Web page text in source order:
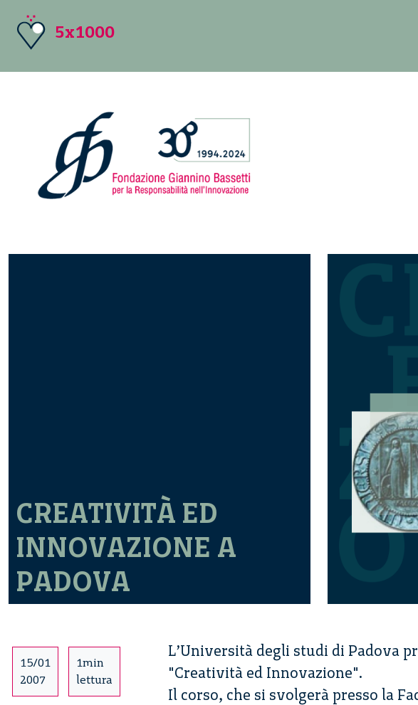
5x1000
CREATIVITÀ ED
INNOVAZIONE A
PADOVA
15/01
2007
1min
lettura
L’Università degli studi di Padova
"Creatività ed Innovazione".
Il corso, che si svolgerà presso la